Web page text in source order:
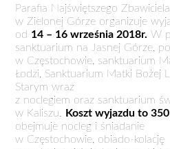
Parafia Najświętszego Zbawiciela
w Zielonej Górze organizuje
od 14 – 16 września 2018r. W
sanktuarium na Jasnej Górze,
w Częstochowie, sanktuarium
Łodzi, Sanktuarium Matki Bożej
Starym wraz
z noclegiem oraz sanktuarium
w Kaliszu.
Koszt wyjazdu to 350
obejmuje nocleg i śniadanie
w Częstochowie, obiado-kolację